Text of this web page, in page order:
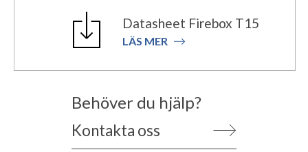
Datasheet Firebox T15
LÄS MER
Behöver du hjälp?
Kontakta oss